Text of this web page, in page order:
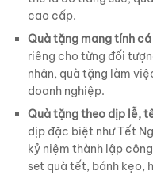
cao cấp.
Quà tặng mang tính cá
riêng cho từng đối
nhân, quà tặng làm
doanh nghiệp.
Quà tặng theo dịp lễ,
dịp đặc biệt như Tết
kỷ niệm thành lập
set quà tết, bánh kẹo,